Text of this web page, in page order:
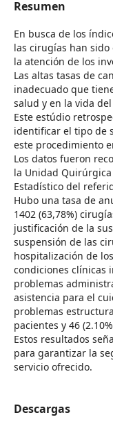
Resumen
En busca de los
las cirugías han
la atención de los
Las altas tasas de
inadecuado que
salud y en la vida
Este estúdio
identificar el tipo de
este procedimiento
Los datos fueron
la Unidad
Estadístico del
Hubo una tasa de
1402 (63,78%)
justificación de la
suspensión de las
hospitalización de
condiciones clínicas
problemas
asistencia para el
problemas
pacientes y 46
Estos resultados
para garantizar la
servicio ofrecido.
Descargas